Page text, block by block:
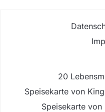
20
Speisekarte von
Speisekarte von